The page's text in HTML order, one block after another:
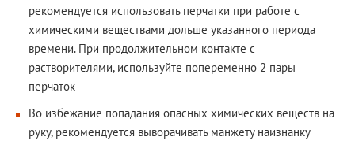
рекомендуется использовать перчатки при работе с
химическими веществами дольше указанного периода
времени. При продолжительном контакте с
растворителями, используйте попеременно 2 пары
перчаток
Во избежание попадания опасных химических веществ на
руку, рекомендуется выворачивать манжету наизнанку